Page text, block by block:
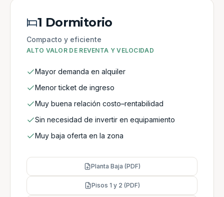
1 Dormitorio
Compacto y eficiente
ALTO VALOR DE REVENTA Y VELOCIDAD
Mayor demanda en alquiler
Menor ticket de ingreso
Muy buena relación costo–rentabilidad
Sin necesidad de invertir en equipamiento
Muy baja oferta en la zona
Planta Baja (PDF)
Pisos 1 y 2 (PDF)